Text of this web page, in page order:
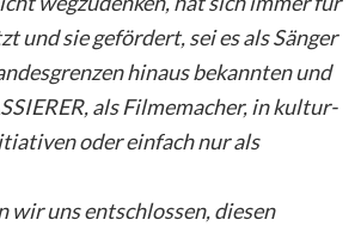
und sie gefördert, sei es als Sänger
hinaus bekannten und
als Filmemacher, in kultur-
oder einfach nur als
wir uns entschlossen, diesen